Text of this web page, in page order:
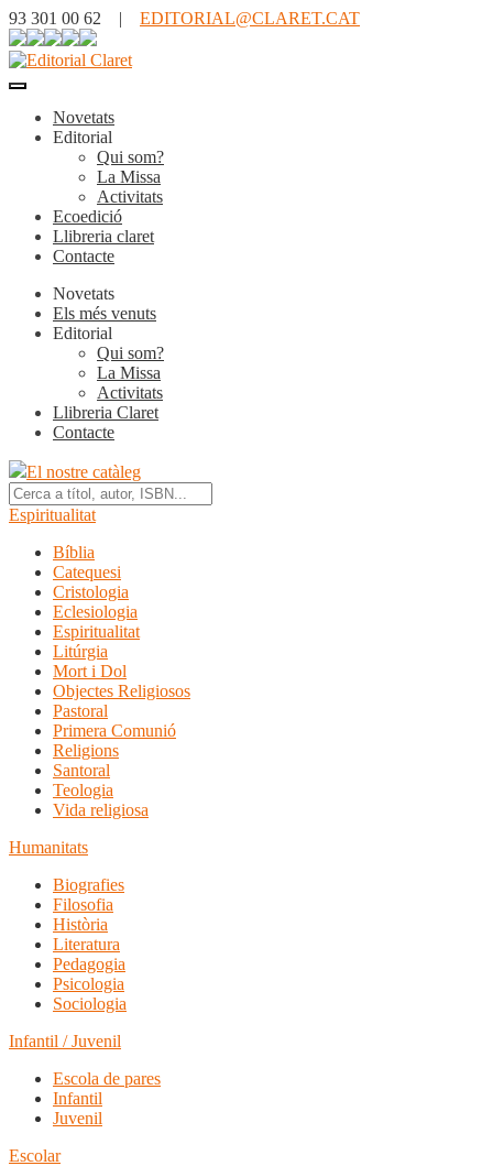
93 301 00 62 | EDITORIAL@CLARET.CAT
Novetats
Editorial
Qui som?
La Missa
Activitats
Ecoedició
Llibreria claret
Contacte
Novetats
Els més venuts
Editorial
Qui som?
La Missa
Activitats
Llibreria Claret
Contacte
El nostre catàleg
Espiritualitat
Bíblia
Catequesi
Cristologia
Eclesiologia
Espiritualitat
Litúrgia
Mort i Dol
Objectes Religiosos
Pastoral
Primera Comunió
Religions
Santoral
Teologia
Vida religiosa
Humanitats
Biografies
Filosofia
Història
Literatura
Pedagogia
Psicologia
Sociologia
Infantil / Juvenil
Escola de pares
Infantil
Juvenil
Escolar